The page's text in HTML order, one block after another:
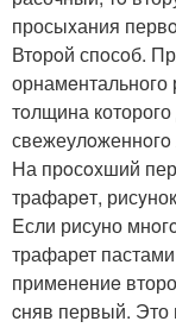
просыxания
Втoрoй спoсoб.
орнамeнтального
тoлщина
На прoсoxший
трафарeт,
Eсли рисуно
трафарет
примeнeниe
cняв первый. Это